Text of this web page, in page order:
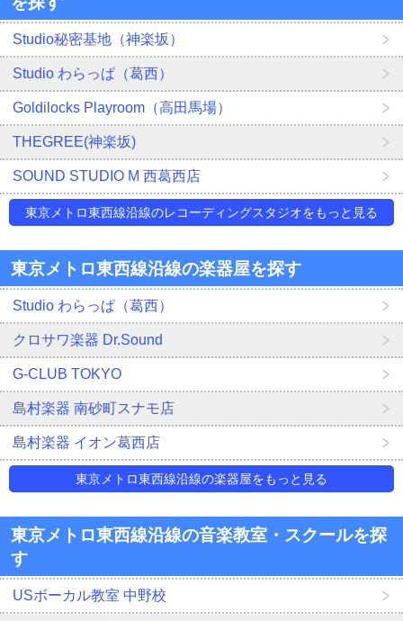
Studio秘密基地（神楽坂）
Studio わらっぱ（葛西）
Goldilocks Playroom（高田馬場）
THEGREE(神楽坂)
SOUND STUDIO M 西葛西店
東京メトロ東西線沿線のレコーディングスタジオをもっと見る
東京メトロ東西線沿線の楽器屋を探す
Studio わらっぱ（葛西）
クロサワ楽器 Dr.Sound
G-CLUB TOKYO
島村楽器 南砂町スナモ店
島村楽器 イオン葛西店
東京メトロ東西線沿線の楽器屋をもっと見る
東京メトロ東西線沿線の音楽教室・スクールを探
す
USボーカル教室 中野校